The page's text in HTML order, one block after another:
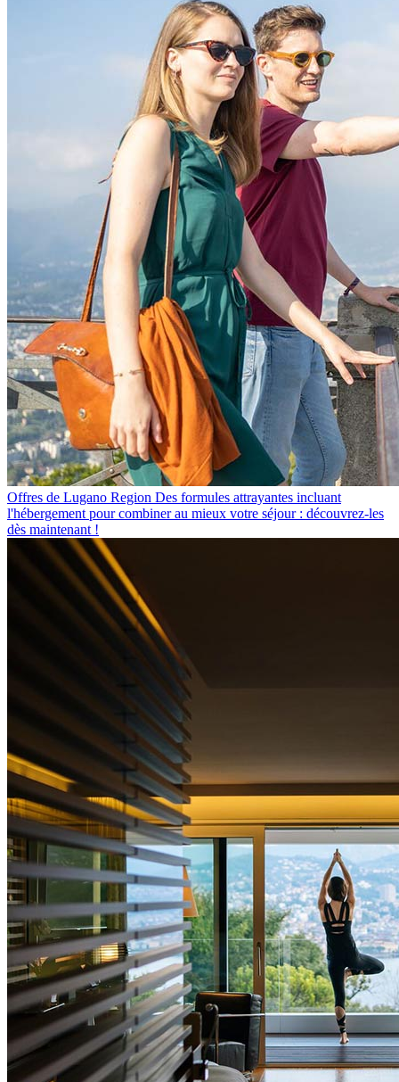
Offres de Lugano Region Des formules attrayantes incluant
l'hébergement pour combiner au mieux votre séjour : découvrez-les
dès maintenant !